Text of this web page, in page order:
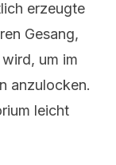
erzeugte
Gesang,
um im
anzulocken.
leicht